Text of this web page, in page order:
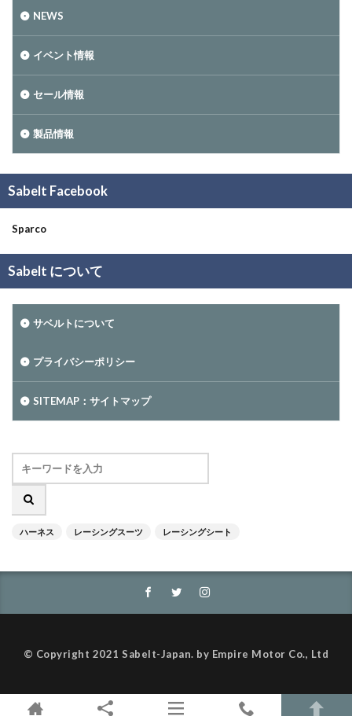
NEWS
イベント情報
セール情報
製品情報
Sabelt Facebook
Sparco
Sabelt について
サベルトについて
プライバシーポリシー
SITEMAP：サイトマップ
ハーネス レーシングスーツ レーシングシート
© Copyright 2021 Sabelt-Japan. by Empire Motor Co., Ltd